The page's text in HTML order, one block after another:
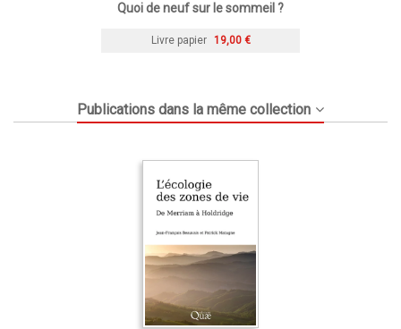
Quoi de neuf sur le sommeil ?
Livre papier 19,00 €
Publications dans la même collection